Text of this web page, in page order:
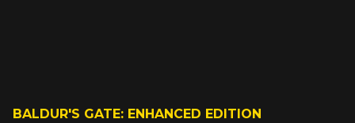
BALDUR'S GATE: ENHANCED EDITION